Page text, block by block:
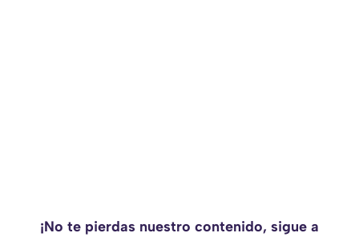
¡No te pierdas nuestro contenido, sigue a